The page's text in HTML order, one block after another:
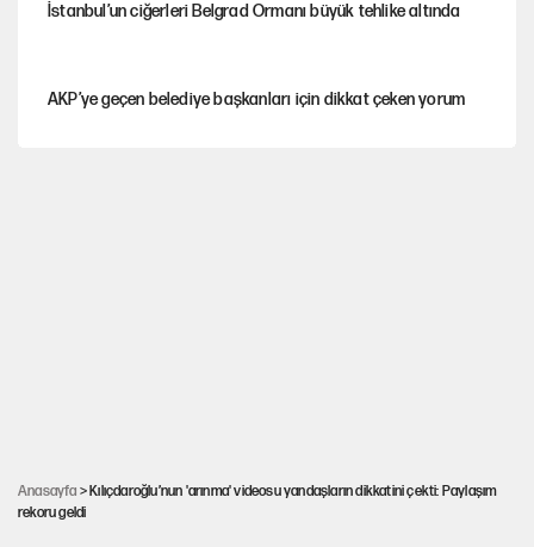
İstanbul’un ciğerleri Belgrad Ormanı büyük tehlike altında
AKP’ye geçen belediye başkanları için dikkat çeken yorum
Anasayfa > Kılıçdaroğlu’nun 'arınma' videosu yandaşların dikkatini çekti: Paylaşım
rekoru geldi